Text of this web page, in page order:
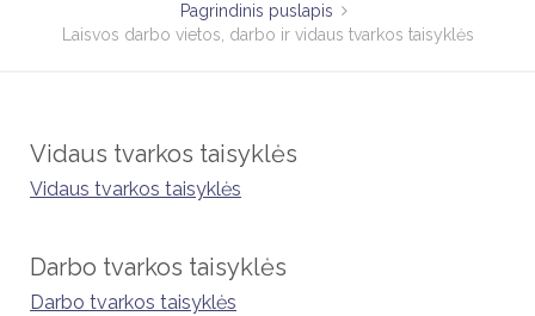
Pagrindinis puslapis
Laisvos darbo vietos, darbo ir vidaus tvarkos taisyklės
Vidaus tvarkos taisyklės
Vidaus tvarkos taisyklės
Darbo tvarkos taisyklės
Darbo tvarkos taisyklės